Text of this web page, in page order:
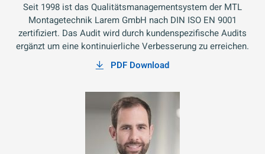
Seit 1998 ist das Qualitätsmanagementsystem der MTL
Montagetechnik Larem GmbH nach DIN ISO EN 9001
zertifiziert. Das Audit wird durch kundenspezifische Audits
ergänzt um eine kontinuierliche Verbesserung zu erreichen.
PDF Download